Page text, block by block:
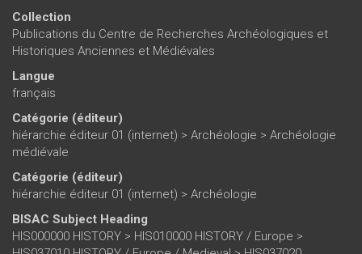
Collection
Publications du Centre de Recherches Archéologiques et
Historiques Anciennes et Médiévales
Langue
français
Catégorie (éditeur)
hiérarchie éditeur 01 (internet) > Archéologie > Archéologie
médiévale
Catégorie (éditeur)
hiérarchie éditeur 01 (internet) > Archéologie
BISAC Subject Heading
HIS000000 HISTORY > HIS010000 HISTORY / Europe >